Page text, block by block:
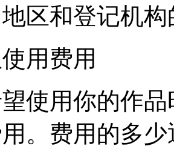
区和登记机
用费用
使用你的作
。费用的多